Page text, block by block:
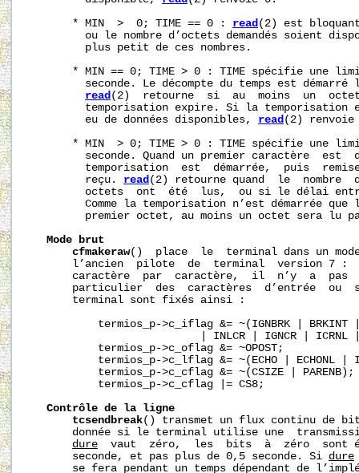
       * MIN  >  0; TIME == 0 :
read(2) est
ou le nombre d’octets demandés soient
         plus petit de ces nombres.
* MIN == 0; TIME > 0 : TIME spécifie une
seconde. Le décompte du temps est
read(2)  retourne  si  au  moins  un
temporisation expire. Si la temporisation
         eu de données disponibles,
read(2) renvoie
* MIN  > 0; TIME > 0 : TIME spécifie une
seconde. Quand un premier caractère  est
temporisation  est  démarrée,  puis
         reçu.
read(2) retourne quand  le  nombre
octets  ont  été  lus,  ou si le délai
Comme la temporisation n’est démarrée que
premier octet, au moins un octet sera lu
Mode brut
cfmakeraw()  place  le  terminal dans un mode
l’ancien  pilote  de  terminal  version 7 :
caractère  par  caractère,  il  n’y  a  pas
particulier  des  caractères  d’entrée  ou
       terminal sont fixés ainsi :
termios_p->c_iflag &= ~(IGNBRK | BRKINT
| INLCR | IGNCR | ICRNL
           termios_p->c_oflag &= ~OPOST;
termios_p->c_lflag &= ~(ECHO | ECHONL |
           termios_p->c_cflag &= ~(CSIZE | PARENB);
           termios_p->c_cflag |= CS8;
Contrôle de la
ligne
tcsendbreak() transmet un flux continu de
donnée si le terminal utilise une
dure
vaut  zéro,  les  bits  à  zéro  sont
       seconde, et pas plus de 0,5 seconde. Si
dure
se fera pendant un temps dépendant de